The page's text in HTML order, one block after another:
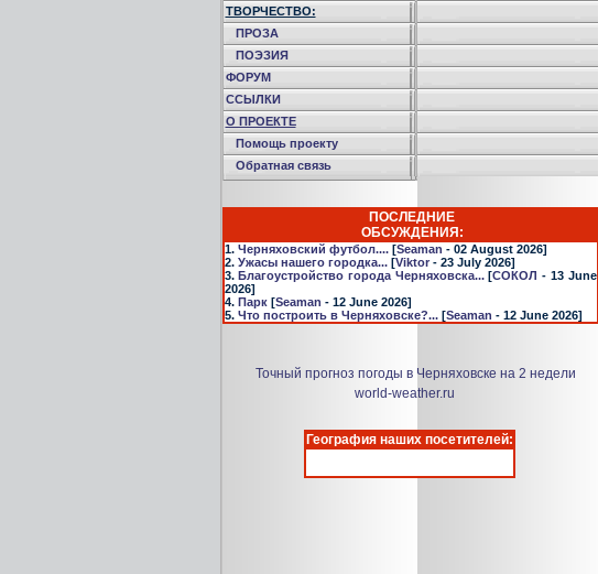
ТВОРЧЕСТВО:
ПРОЗА
ПОЭЗИЯ
ФОРУМ
ССЫЛКИ
О ПРОЕКТЕ
Помощь проекту
Обратная связь
ПОСЛЕДНИЕ
ОБСУЖДЕНИЯ:
1. Черняховский футбол....[Seaman - 02 August 2026]
2. Ужасы нашего городка...[Viktor- 23 July 2026]
3.Благоустройство города Черняховска...[СОКОЛ - 13 June
2026]
4. Парк[Seaman - 12 June 2026]
5. Что построить в Черняховске?...[Seaman - 12 June 2026]
Точный прогноз погоды в Черняховске на 2 недели
world-weather.ru
География наших посетителей: